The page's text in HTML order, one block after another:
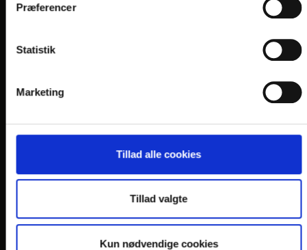
Præferencer
Statistik
Marketing
Tillad alle cookies
Tillad valgte
Kun nødvendige cookies
HOTEL LYNGGÅRDEN
Gastronomi og naturen
HOTEL SØPARKEN, AABYBRO
HOTEL MARINA, GRENAA
HOTEL JUELSMINDE STRAND
HOTEL NORDEN, HADERSLEV
HOTEL NØRHERREDHUS, NORDBORG